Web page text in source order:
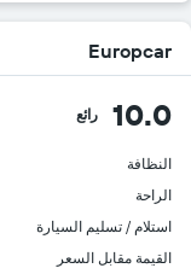
Europcar
10.0 رائع
النظافة
الراحة
استلام / تسليم السيارة
القيمة مقابل السعر